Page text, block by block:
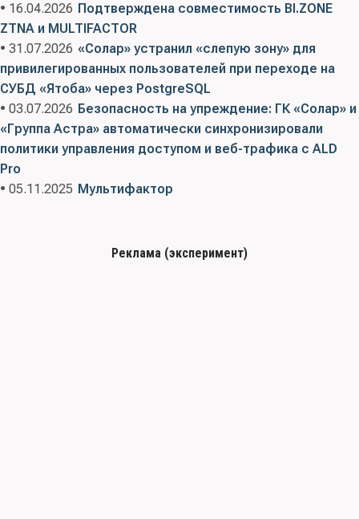
• 16.04.2026 Подтверждена совместимость BI.ZONE
ZTNA и MULTIFACTOR
• 31.07.2026 «Солар» устранил «слепую зону» для
привилегированных пользователей при переходе на
СУБД «Ятоба» через PostgreSQL
• 03.07.2026 Безопасность на упреждение: ГК «Солар» и
«Группа Астра» автоматически синхронизировали
политики управления доступом и веб-трафика с ALD
Pro
• 05.11.2025 Мультифактор
Реклама (эксперимент)